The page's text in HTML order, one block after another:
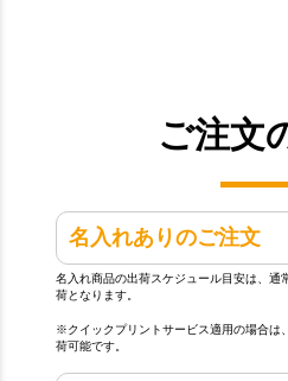
ご注文
名入れありのご注文
名入れ商品の出荷スケジュール目安は、通
荷となります。
※クイックプリントサービス適用の場合は
荷可能です。